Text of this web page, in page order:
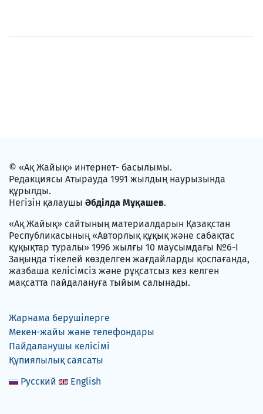
© «Ақ Жайық» интернет- басылымы.
Редакциясы Атырауда 1991 жылдың наурызында
құрылды.
Негізін қалаушы Әбділда Мұқашев.
«Ақ Жайық» сайтының материалдарын Қазақстан
Республикасының «Авторлық құқық және сабақтас
құқықтар туралы» 1996 жылғы 10 маусымдағы №6-I
Заңында тікелей көзделген жағдайларды қоспағанда,
жазбаша келісімсіз және рұқсатсыз кез келген
мақсатта пайдалануға тыйым салынады.
Жарнама берушілерге
Мекен-жайы және телефондары
Пайдаланушы келісімі
Құпиялылық саясаты
Русский
English